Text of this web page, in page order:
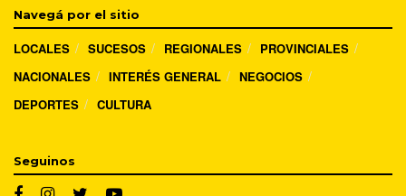
Navegá por el sitio
LOCALES SUCESOS REGIONALES
PROVINCIALES
NACIONALES
INTERÉS GENERAL
NEGOCIOS
DEPORTES
CULTURA
Seguinos